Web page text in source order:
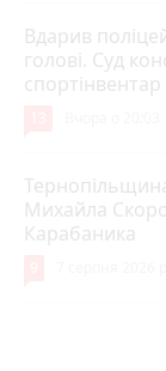
Вдарив
голові. Суд
спортінвентар
Михайла
Карабаника